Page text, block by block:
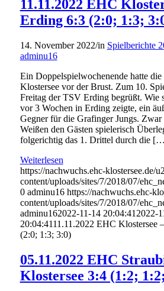
11.11.2022 EHC
Erding 6:3 (2:0; 1:3;
14. November 2022/in Spielberichte
adminu16
Ein Doppelspielwochenende hatte
Klostersee vor der Brust. Zum 10.
Freitag der TSV Erding begrüßt. Wie
vor 3 Wochen in Erding zeigte, ein
Gegner für die Grafinger Jungs.
Weißen den Gästen spielerisch
folgerichtig das 1. Drittel durch die
Weiterlesen
https://nachwuchs.ehc-klostersee.de/
content/uploads/sites/7/2018/07/
0 adminu16 https://nachwuchs.ehc-
content/uploads/sites/7/2018/07/
adminu162022-11-14 20:04:41 2022-
20:04:4111.11.2022 EHC Klostersee
(2:0; 1:3; 3:0)
05.11.2022 EHC
Klostersee 3:4 (1:2;